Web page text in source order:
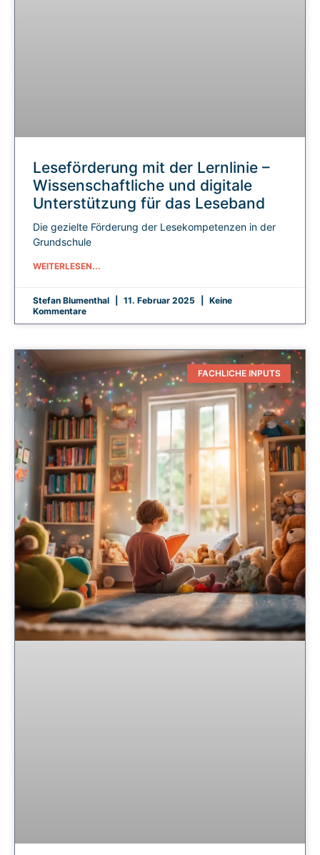
Leseförderung mit der Lernlinie –
Wissenschaftliche und digitale
Unterstützung für das Leseband
Die gezielte Förderung der Lesekompetenzen in der
Grundschule
WEITERLESEN...
Stefan Blumenthal 11. Februar 2025
Keine
Kommentare
FACHLICHE INPUTS